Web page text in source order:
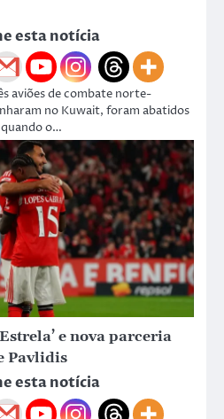
esta notícia
aviões de combate norte-
no Kuwait, foram abatidos
o…
e nova parceria
Pavlidis
esta notícia